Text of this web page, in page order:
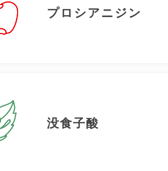
プロシアニジン
没食子酸